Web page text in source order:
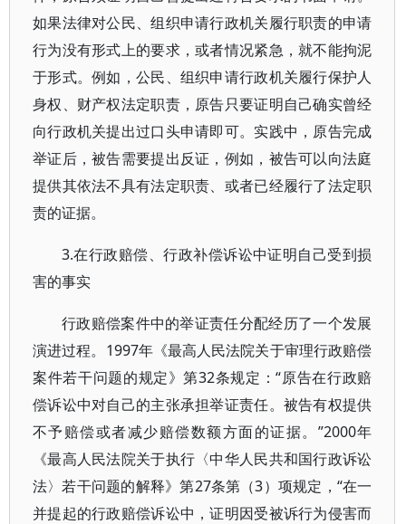
如果法律对公民、组织申请行政机关履行职责的申请
行为没有形式上的要求，或者情况紧急，就不能拘泥
于形式。例如，公民、组织申请行政机关履行保护人
身权、财产权法定职责，原告只要证明自己确实曾经
向行政机关提出过口头申请即可。实践中，原告完成
举证后，被告需要提出反证，例如，被告可以向法庭
提供其依法不具有法定职责、或者已经履行了法定职
责的证据。
3.在行政赔偿、行政补偿诉讼中证明自己受到损
害的事实
行政赔偿案件中的举证责任分配经历了一个发展
演进过程。1997年《最高人民法院关于审理行政赔偿
案件若干问题的规定》第32条规定：“原告在行政赔
偿诉讼中对自己的主张承担举证责任。被告有权提供
不予赔偿或者减少赔偿数额方面的证据。”2000年
《最高人民法院关于执行〈中华人民共和国行政诉讼
法〉若干问题的解释》第27条第（3）项规定，“在一
并提起的行政赔偿诉讼中，证明因受被诉行为侵害而